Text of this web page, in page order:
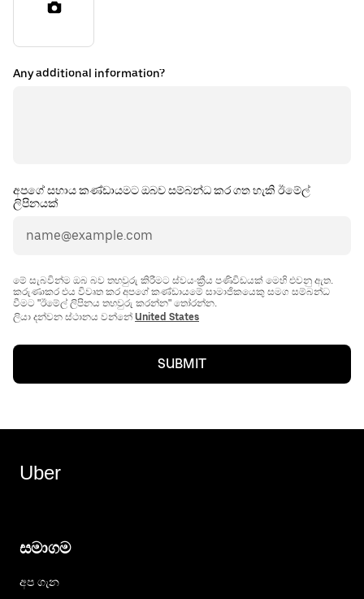
Any additional information?
අපගේ සහාය කණ්ඩායමට ඔබව සම්බන්ධ කර ගත හැකි ඊමේල්
ලිපිනයක්
මේ සැබවින්ම ඔබ බව තහවුරු කිරීමට ස්වයංක්‍රීය පණිවිඩයක් මෙහි එවනු ඇත.
කරුණාකර එය විවෘත කර අපගේ කණ්ඩායමේ සාමාජිකයෙකු සමග සම්බන්ධ
වීමට "ඊමේල් ලිපිනය තහවුරු කරන්න" තෝරන්න.
ලියා දන්වන ස්ථානය වන්නේ United States
SUBMIT
Uber
සමාගම
අප ගැන